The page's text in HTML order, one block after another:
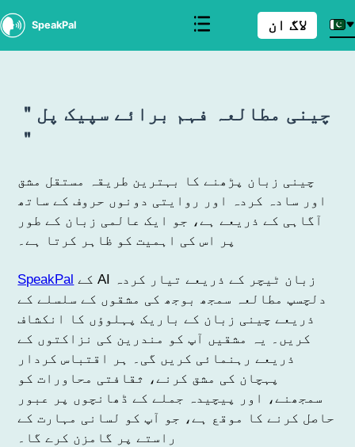
SpeakPal لاگ ان
＂چینی مطالعہ فہم برائے سپیک پل
＂
چینی زبان پڑھنے کا بہترین طریقہ مستقل مشق
اور سادہ کردہ اور روایتی دونوں حروف کے ساتھ
آگاہی کے ذریعے ہے، جو ایک عالمی زبان کے طور
پر اس کی اہمیت کو ظاہر کرتا ہے۔
SpeakPal کے AI زبان ٹیچر کے ذریعے تیار کردہ
دلچسپ مطالعہ سمجھ بوجھ کی مشقوں کے سلسلے کے
ذریعے چینی زبان کے باریک پہلوؤں کا انکشاف
کریں۔ یہ مشقیں آپ کو مندرین کی نزاکتوں کے
ذریعے رہنمائی کریں گی۔ ہر اقتباس کردار
پہچان کی مشق کرنے، ثقافتی محاورات کو
سمجھنے، اور پیچیدہ جملے کے ڈھانچوں پر عبور
حاصل کرنے کا موقع ہے، جو آپ کو لسانی مہارت کے
راستے پر گامزن کرے گا۔